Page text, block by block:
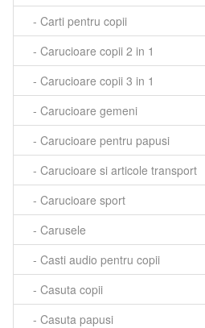
- Carti pentru copii
- Carucioare copii 2 in 1
- Carucioare copii 3 in 1
- Carucioare gemeni
- Carucioare pentru papusi
- Carucioare si articole transport
- Carucioare sport
- Carusele
- Casti audio pentru copii
- Casuta copii
- Casuta papusi